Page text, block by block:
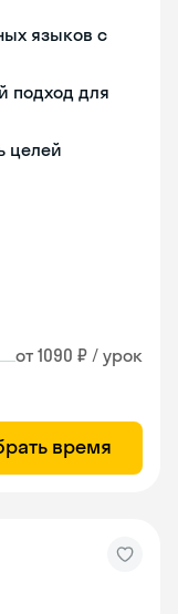
языков с
подход для
целей
от 1090 ₽ / урок
время